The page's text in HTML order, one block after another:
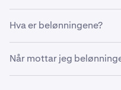
Bo i en støttet region
Ha en verifisert
Handle minst 15 000
Fra Kraken Pro-appen:
Last ned den nyeste
Trykk på Mer i
Hva er belønningene?
Belønningen din
handelsvolumrangering
Jo mer du handler,
Når mottar jeg